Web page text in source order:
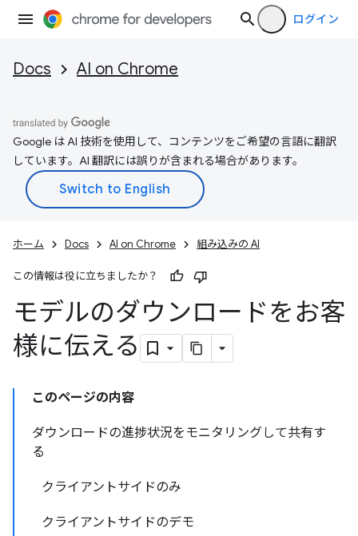
ログイン
Docs AI on Chrome
Google は AI 技術を使用して、コンテンツをご希望の言語に翻訳
しています。AI 翻訳には誤りが含まれる場合があります。
ホーム Docs AI on Chrome 組み込みの AI
この情報は役に立ちましたか？
モデルのダウンロードをお客
様に伝える
このページの内容
ダウンロードの進捗状況をモニタリングして共有す
る
クライアントサイドのみ
クライアントサイドのデモ